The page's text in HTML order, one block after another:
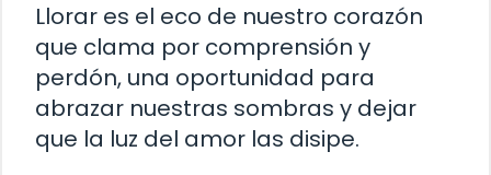
Llorar es el eco de nuestro corazón
que clama por comprensión y
perdón, una oportunidad para
abrazar nuestras sombras y dejar
que la luz del amor las disipe.